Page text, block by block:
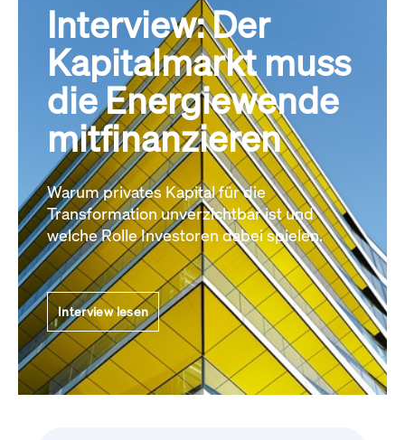
Interview: Der
Kapitalmarkt muss
die Energiewende
mitfinanzieren
Warum privates Kapital für die
Transformation unverzichtbar ist und
welche Rolle Investoren dabei spielen.
Interview lesen